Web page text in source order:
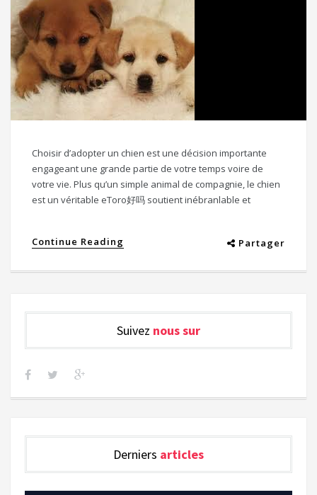
Choisir d’adopter un chien est une décision importante
engageant une grande partie de votre temps voire de
votre vie. Plus qu’un simple animal de compagnie, le chien
est un véritable eToro好吗 soutient inébranlable et
Continue Reading Partager
Suivez nous sur
Derniers articles